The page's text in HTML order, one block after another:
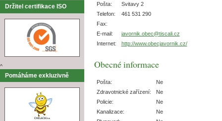
Držitel certifikace ISO
^
Pomáháme exkluzivně
Pošta:
Svitavy 2
Telefon:
461 531 290
Fax:
E-mail:
javornik.obec@tiscali.cz
Internet:
http://www.obecjavornik.cz/
Obecné informace
Pošta:
Ne
Zdravotnické zařízení:
Ne
Policie:
Ne
Kanalizace:
Ne